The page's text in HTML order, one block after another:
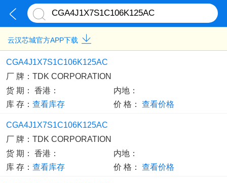
云汉芯城官方APP下载
CGA4J1X7S1C106K125AC
厂 牌： TDK CORPORATION
货 期：
香港：
内地：
库 存： 查看库存 价 格： 查看价格
CGA4J1X7S1C106K125AC
厂 牌： TDK CORPORATION
货 期：
香港：
内地：
库 存： 查看库存 价 格： 查看价格